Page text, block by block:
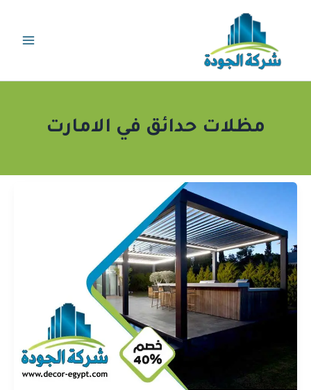
مظلات حدائق في الامارت